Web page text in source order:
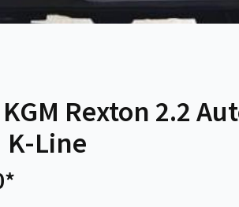
Rexton 2.2
K-Line